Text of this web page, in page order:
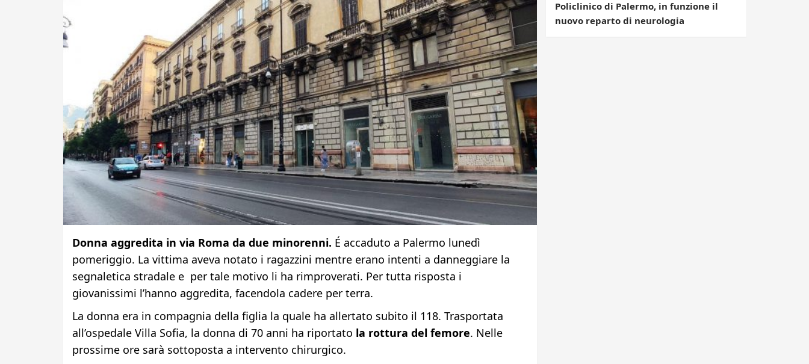
Donna aggredita in via Roma da due minorenni. É accaduto a Palermo lunedì
pomeriggio. La vittima aveva notato i ragazzini mentre erano intenti a danneggiare la
segnaletica stradale e per tale motivo li ha rimproverati. Per tutta risposta i
giovanissimi l’hanno aggredita, facendola cadere per terra.
La donna era in compagnia della figlia la quale ha allertato subito il 118. Trasportata
all’ospedale Villa Sofia, la donna di 70 anni ha riportato la rottura del femore. Nelle
prossime ore sarà sottoposta a intervento chirurgico.
Policlinico di Palermo, in funzione il
nuovo reparto di neurologia